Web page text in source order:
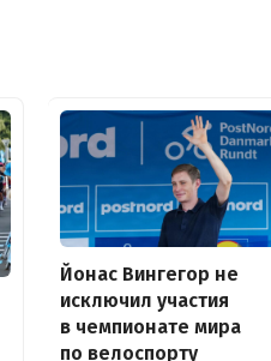
Йонас Вингегор не
исключил участия
в чемпионате мира
по велоспорту